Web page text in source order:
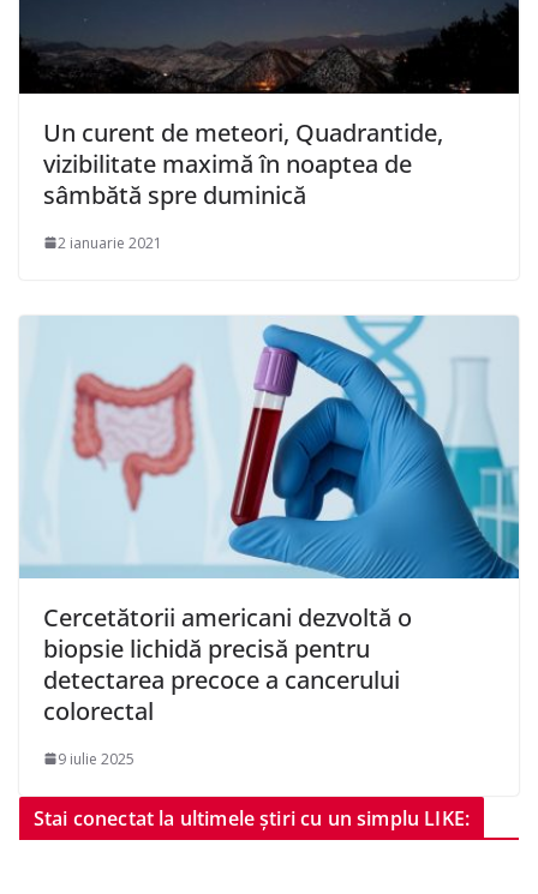
Un curent de meteori, Quadrantide,
vizibilitate maximă în noaptea de
sâmbătă spre duminică
2 ianuarie 2021
Cercetătorii americani dezvoltă o
biopsie lichidă precisă pentru
detectarea precoce a cancerului
colorectal
9 iulie 2025
Stai conectat la ultimele știri cu un simplu LIKE: